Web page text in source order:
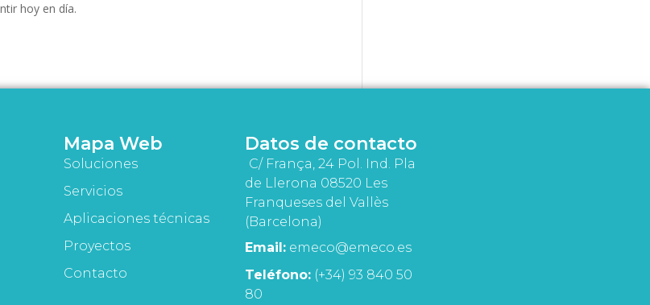
hoy en día.
Mapa Web
Soluciones
Servicios
Aplicaciones técnicas
Proyectos
Contacto
Datos de contacto
C/ França, 24 Pol. Ind. Pla
de Llerona 08520 Les
Franqueses del Vallès
(Barcelona)
Email: emeco@emeco.es
Teléfono: (+34) 93 840 50
80